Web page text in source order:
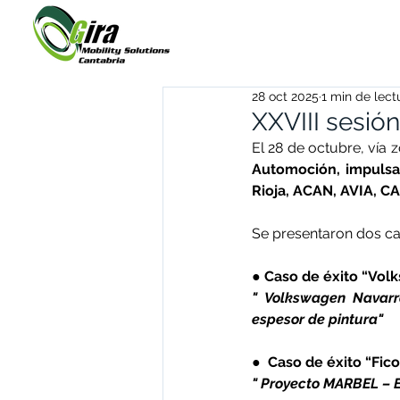
XXVIII
28 oct 2025 1 min de
El 28 de octubre, vía
Automoción,
Rioja, ACAN, AVIA,
Se presentaron dos
● Caso de éxito
" Volkswagen
espesor de pintura"
●  Caso de éxito
" Proyecto MARBEL –